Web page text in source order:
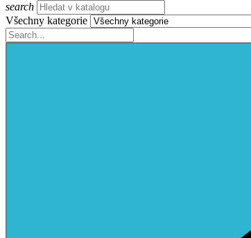
search
Všechny kategorie